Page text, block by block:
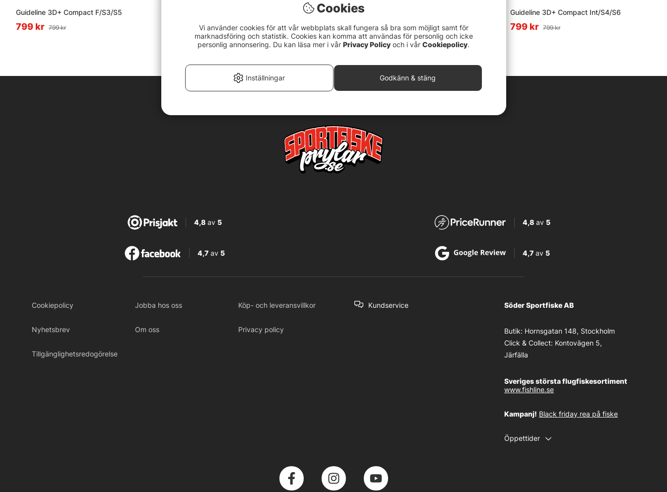
Guideline 3D+ Compact F/S3/S5
799 kr 799 kr 799 kr 799 kr
Guideline 3D+ Float
799 kr 799 kr
Guideline 3D+ Compact Int/S4/S6
799 kr 799 kr
4,8 av5 4,8av 5
4,7av 5 4,7av 5
Cookiepolicy Jobba hos oss Köp- och leveransvillkor
Nyhetsbrev Om oss Privacy policy
Tillgänglighetsredogörelse
Kundservice Söder Sportfiske AB
Butik: Hornsgatan 148, Stockholm
Click & Collect: Kontovägen 5,
Järfälla
Sveriges största flugfiskesortiment
www.fishline.se
Kampanj! Black friday rea på fiske
Öppettider
Cookies
Vi använder cookies för att vår webbplats skall fungera så bra som möjligt samt för
marknadsföring och statistik. Cookies kan komma att användas för personlig och icke
personlig annonsering. Du kan läsa mer i vår Privacy Policy och i vår Cookiepolicy.
Inställningar Godkänn & stäng